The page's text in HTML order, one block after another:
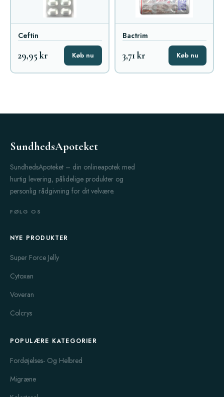
Ceftin
29,95 kr Køb nu
Bactrim
3,71 kr Køb nu
SundhedsApoteket
SundhedsApoteket – din onlineapotek med
hurtig levering, pålidelige produkter og
personlig rådgivning for dit velvære.
FØLG OS
NYE PRODUKTER
Super Force Jelly
Cytoxan
Voveran
Colcrys
POPULÆRE KATEGORIER
Fordøjelses- Og Helbred
Migræne